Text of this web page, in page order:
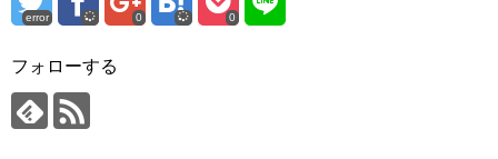
error 0 0
フォローする